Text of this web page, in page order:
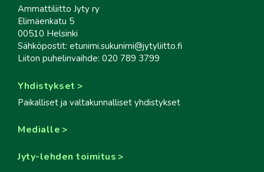
Ammattiliitto Jyty ry
Elimäenkatu 5
00510 Helsinki
Sähköpostit: etunimi.sukunimi@jytyliitto.fi
Liiton puhelinvaihde: 020 789 3799
Yhdistykset
Paikalliset ja valtakunnalliset yhdistykset
Medialle
Jyty-lehden toimitus